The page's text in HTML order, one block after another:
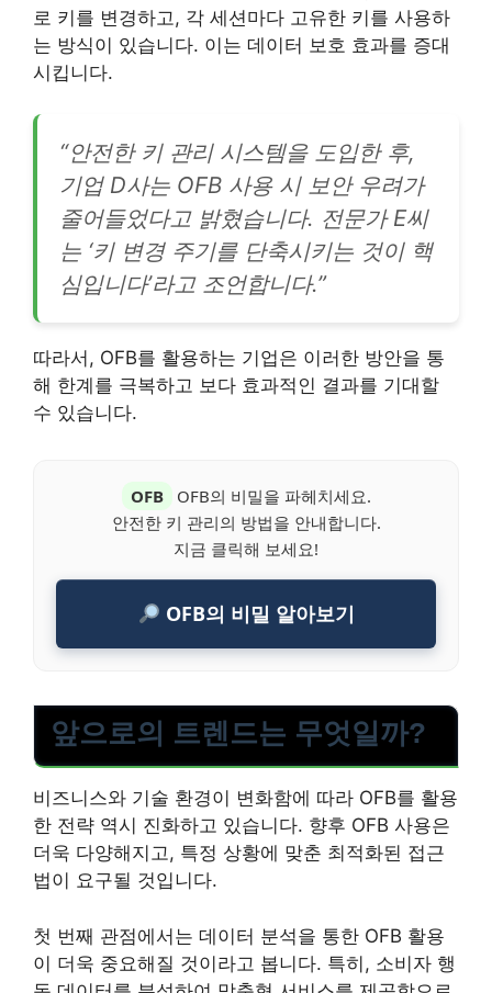
로 키를 변경하고, 각 세션마다 고유한 키를 사용하
는 방식이 있습니다. 이는 데이터 보호 효과를 증대
시킵니다.
“안전한 키 관리 시스템을 도입한 후,
기업 D사는 OFB 사용 시 보안 우려가
줄어들었다고 밝혔습니다. 전문가 E씨
는 ‘키 변경 주기를 단축시키는 것이 핵
심입니다’라고 조언합니다.”
따라서, OFB를 활용하는 기업은 이러한 방안을 통
해 한계를 극복하고 보다 효과적인 결과를 기대할
수 있습니다.
OFB
OFB의 비밀을 파헤치세요.
안전한 키 관리의 방법을 안내합니다.
지금 클릭해 보세요!
OFB의 비밀 알아보기
앞으로의 트렌드는 무엇일까?
비즈니스와 기술 환경이 변화함에 따라 OFB를 활용
한 전략 역시 진화하고 있습니다. 향후 OFB 사용은
더욱 다양해지고, 특정 상황에 맞춘 최적화된 접근
법이 요구될 것입니다.
첫 번째 관점에서는 데이터 분석을 통한 OFB 활용
이 더욱 중요해질 것이라고 봅니다. 특히, 소비자 행